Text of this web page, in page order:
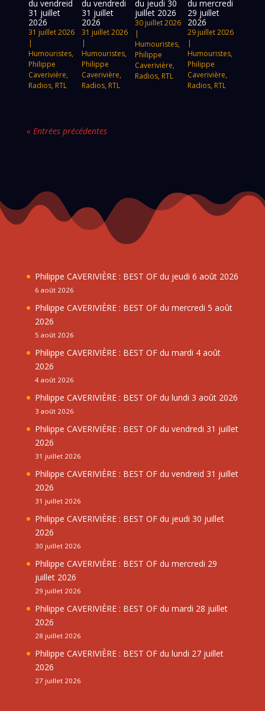
du vendreid
31 juillet
2026
31 juillet 2026
|
Humouristes,
Philippe
Caverivière,
Radios, RTL
du vendredi
31 juillet
2026
31 juillet 2026
|
Humouristes,
Philippe
Caverivière,
Radios, RTL
du jeudi 30
juillet 2026
30 juillet 2026
|
Humouristes,
Philippe
Caverivière,
Radios, RTL
du mercredi
29 juillet
2026
29 juillet 2026
|
Humouristes,
Philippe
Caverivière,
Radios, RTL
« Entrées précédentes
Philippe CAVERIVIÈRE : BEST OF du jeudi 6 août 2026
6 août 2026
Philippe CAVERIVIÈRE : BEST OF du mercredi 5 août
2026
5 août 2026
Philippe CAVERIVIÈRE : BEST OF du mardi 4 août
2026
4 août 2026
Philippe CAVERIVIÈRE : BEST OF du lundi 3 août 2026
3 août 2026
Philippe CAVERIVIÈRE : BEST OF du vendredi 31 juillet
2026
31 juillet 2026
Philippe CAVERIVIÈRE : BEST OF du vendreid 31 juillet
2026
31 juillet 2026
Philippe CAVERIVIÈRE : BEST OF du jeudi 30 juillet
2026
30 juillet 2026
Philippe CAVERIVIÈRE : BEST OF du mercredi 29
juillet 2026
29 juillet 2026
Philippe CAVERIVIÈRE : BEST OF du mardi 28 juillet
2026
28 juillet 2026
Philippe CAVERIVIÈRE : BEST OF du lundi 27 juillet
2026
27 juillet 2026